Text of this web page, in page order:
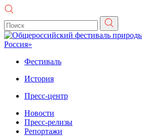
Фестиваль
История
Пресс-центр
Новости
Пресс-релизы
Репортажи